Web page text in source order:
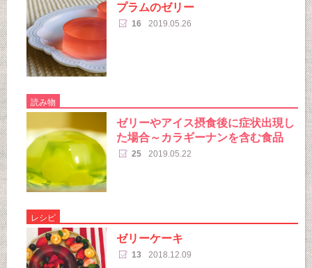
プラムのゼリー
16 2019.05.26
読み物
ゼリーやアイス摂食後に症状出現し
た場合～カラギーナンを含む食品
25 2019.05.22
レシピ
ゼリーケーキ
13 2018.12.09